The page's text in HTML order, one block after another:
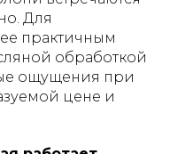
Для
практичным
обработкой
ощущения при
цене и